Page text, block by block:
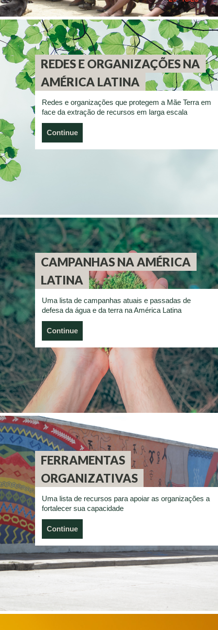
REDES E ORGANIZAÇÕES NA
AMÉRICA LATINA
Redes e organizações que protegem a Mãe Terra em
face da extração de recursos em larga escala
Continue
CAMPANHAS NA AMÉRICA
LATINA
Uma lista de campanhas atuais e passadas de
defesa da água e da terra na América Latina
Continue
FERRAMENTAS
ORGANIZATIVAS
Uma lista de recursos para apoiar as organizações a
fortalecer sua capacidade
Continue